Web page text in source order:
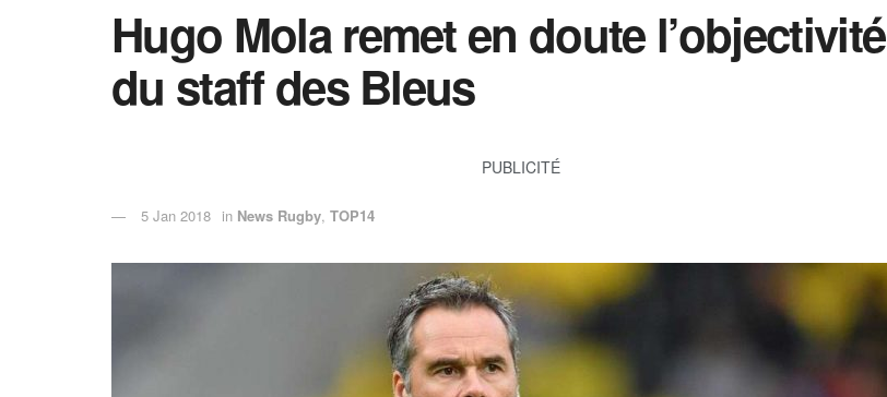
Hugo Mola remet en doute l’objectivité
du staff des Bleus
PUBLICITÉ
5 Jan 2018 in News Rugby, TOP14